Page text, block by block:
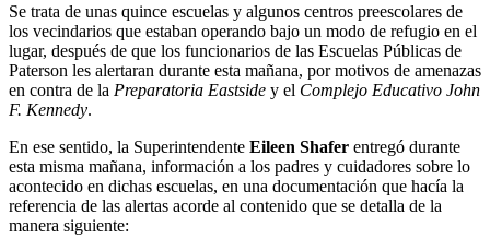
Se trata de unas quince escuelas y algunos centros preescolares de
los vecindarios que estaban operando bajo un modo de refugio en el
lugar, después de que los funcionarios de las Escuelas Públicas de
Paterson les alertaran durante esta mañana, por motivos de amenazas
en contra de la Preparatoria Eastside y el Complejo Educativo John
F. Kennedy.
En ese sentido, la Superintendente Eileen Shafer entregó durante
esta misma mañana, información a los padres y cuidadores sobre lo
acontecido en dichas escuelas, en una documentación que hacía la
referencia de las alertas acorde al contenido que se detalla de la
manera siguiente: